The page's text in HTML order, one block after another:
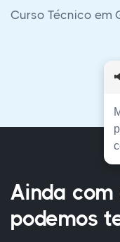
Curso Técnico em
Ainda com
podemos